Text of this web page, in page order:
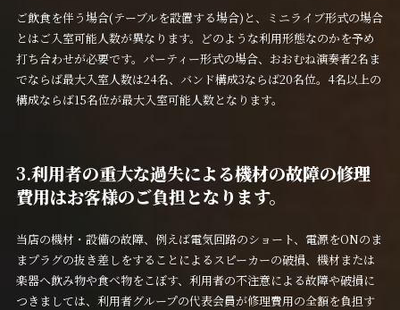
ご飲食を伴う場合(テーブルを設置する場合)と、ミニライブ形式の場合
とはご入室可能人数が異なります。どのような利用形態なのかを予め
打ち合わせが必要です。パーティー形式の場合、おおむね演奏者2名ま
でならば最大入室人数は24名、バンド構成3ならば20名位。4名以上の
構成ならば15名位が最大入室可能人数となります。
3.利用者の重大な過失による機材の故障の修理
費用はお客様のご負担となります。
当店の機材・設備の故障、例えば電気回路のショート、電源をONのま
まプラグの抜き差しをすることによるスピーカーの破損、機材または
楽器へ飲み物や食べ物をこぼす、利用者の不注意による故障や破損に
つきましては、利用者グループの代表会員が修理費用の全額を負担す